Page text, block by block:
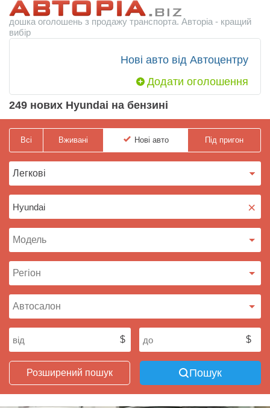
дошка оголошень з продажу транспорта. Авторіа - кращий
вибір
Нові авто від Автоцентру
Додати оголошення
249 нових Hyundai на бензині
Всі Вживані Нові авто Під пригон
×
Розширений пошук Пошук